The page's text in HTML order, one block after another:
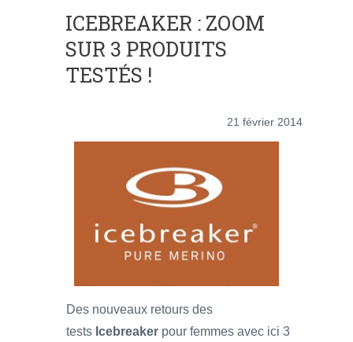
ICEBREAKER : ZOOM
SUR 3 PRODUITS
TESTÉS !
21 février 2014
Des nouveaux retours des
tests Icebreaker pour femmes avec ici 3